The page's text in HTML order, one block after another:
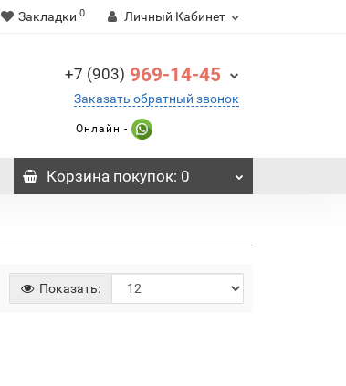
Закладки 0 Личный Кабинет
+7 (903) 969-14-45
Заказать обратный звонок
Онлайн -
Корзинапокупок: 0
Показать: